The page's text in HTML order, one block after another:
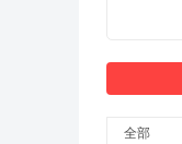
全部